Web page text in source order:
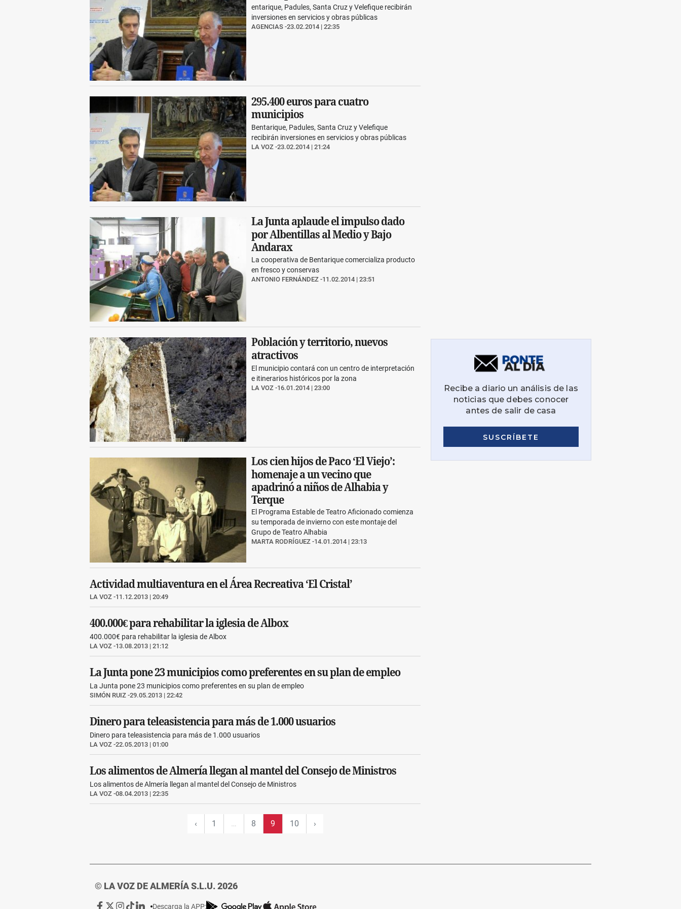
AGENCIAS 23.02.2014 | 22:35
entarique, Padules, Santa Cruz y Velefique recibirán
inversiones en servicios y obras públicas
295.400 euros para cuatro
municipios
LA VOZ 23.02.2014 | 21:24
Bentarique, Padules, Santa Cruz y Velefique
recibirán inversiones en servicios y obras públicas
La Junta aplaude el impulso dado
por Albentillas al Medio y Bajo
Andarax
ANTONIO FERNÁNDEZ 11.02.2014 | 23:51
La cooperativa de Bentarique comercializa producto
en fresco y conservas
Población y territorio, nuevos
atractivos
LA VOZ 16.01.2014 | 23:00
El municipio contará con un centro de interpretación
e itinerarios históricos por la zona
Los cien hijos de Paco ‘El Viejo’:
homenaje a un vecino que
apadrinó a niños de Alhabia y
Terque
MARTA RODRÍGUEZ 14.01.2014 | 23:13
El Programa Estable de Teatro Aficionado comienza
su temporada de invierno con este montaje del
Grupo de Teatro Alhabia
Actividad multiaventura en el Área Recreativa ‘El Cristal’
LA VOZ 11.12.2013 | 20:49
400.000€ para rehabilitar la iglesia de Albox
LA VOZ 13.08.2013 | 21:12
400.000€ para rehabilitar la iglesia de Albox
La Junta pone 23 municipios como preferentes en su plan de empleo
SIMÓN RUIZ 29.05.2013 | 22:42
La Junta pone 23 municipios como preferentes en su plan de empleo
Dinero para teleasistencia para más de 1.000 usuarios
LA VOZ 22.05.2013 | 01:00
Dinero para teleasistencia para más de 1.000 usuarios
Los alimentos de Almería llegan al mantel del Consejo de Ministros
LA VOZ 08.04.2013 | 22:35
Los alimentos de Almería llegan al mantel del Consejo de Ministros
‹ 1 … 8 9 10 ›
© LA VOZ DE ALMERÍA S.L.U. 2026
Ir Ir Ir Ir Ir Descarga la APP: